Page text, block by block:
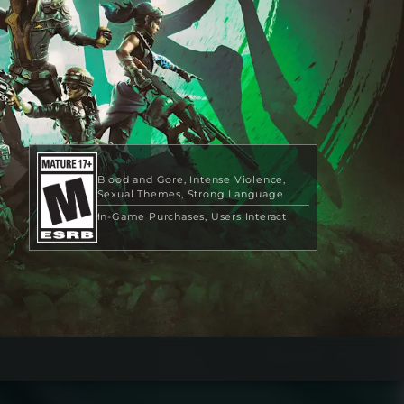
Blood and Gore
Intense Violence
Sexual Themes Strong Language
In-Game Purchases
Users Interact